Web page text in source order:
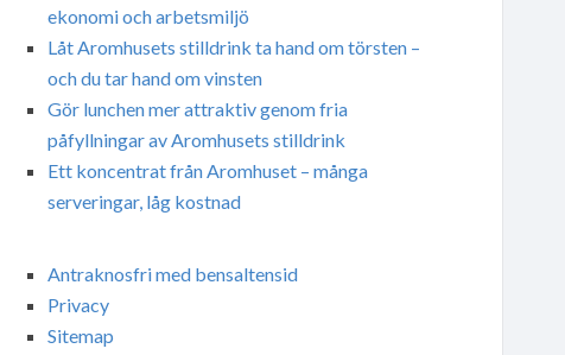
ekonomi och arbetsmiljö
Låt Aromhusets stilldrink ta hand om törsten –
och du tar hand om vinsten
Gör lunchen mer attraktiv genom fria
påfyllningar av Aromhusets stilldrink
Ett koncentrat från Aromhuset – många
serveringar, låg kostnad
Antraknosfri med bensaltensid
Privacy
Sitemap